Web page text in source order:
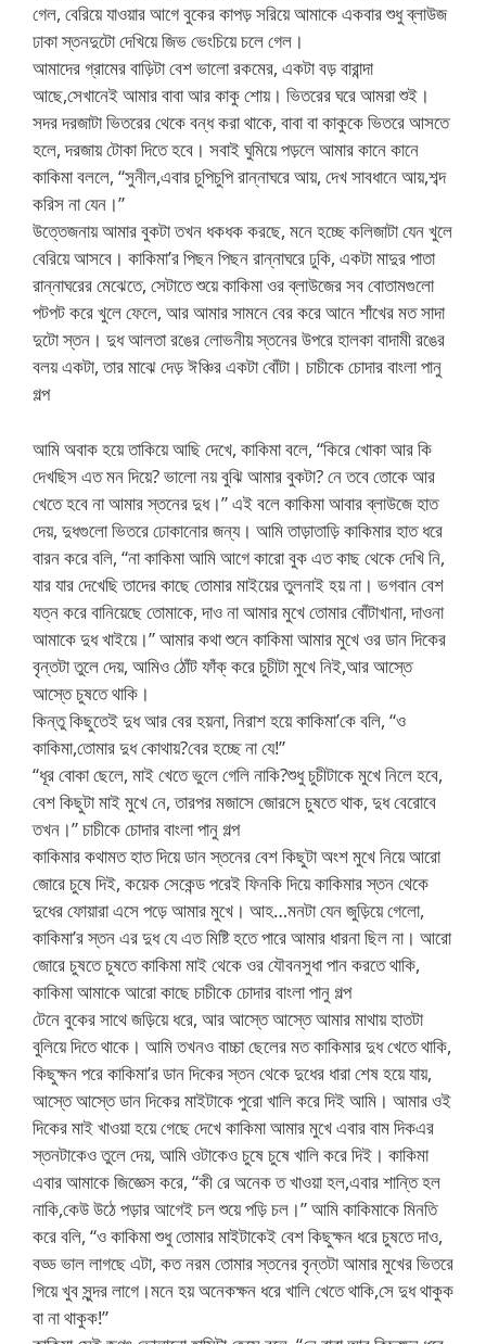
গেল, বেরিয়ে যাওয়ার আগে বুকের কাপড় সরিয়ে আমাকে একবার শুধু ব্লাউজ
ঢাকা স্তনদুটো দেখিয়ে জিভ ভেংচিয়ে চলে গেল।
আমাদের গ্রামের বাড়িটা বেশ ভালো রকমের, একটা বড় বারান্দা
আছে,সেখানেই আমার বাবা আর কাকু শোয়। ভিতরের ঘরে আমরা শুই।
সদর দরজাটা ভিতরের থেকে বন্ধ করা থাকে, বাবা বা কাকুকে ভিতরে আসতে
হলে, দরজায় টোকা দিতে হবে। সবাই ঘুমিয়ে পড়লে আমার কানে কানে
কাকিমা বললে, “সুনীল,এবার চুপিচুপি রান্নাঘরে আয়, দেখ সাবধানে আয়,শব্দ
করিস না যেন।”
উত্তেজনায় আমার বুকটা তখন ধকধক করছে, মনে হচ্ছে কলিজাটা যেন খুলে
বেরিয়ে আসবে। কাকিমা’র পিছন পিছন রান্নাঘরে ঢুকি, একটা মাদুর পাতা
রান্নাঘরের মেঝেতে, সেটাতে শুয়ে কাকিমা ওর ব্লাউজের সব বোতামগুলো
পটপট করে খুলে ফেলে, আর আমার সামনে বের করে আনে শাঁখের মত সাদা
দুটো স্তন। দুধ আলতা রঙের লোভনীয় স্তনের উপরে হালকা বাদামী রঙের
বলয় একটা, তার মাঝে দেড় ঈঞ্চির একটা বোঁটা। চাচীকে চোদার বাংলা পানু
গল্প
আমি অবাক হয়ে তাকিয়ে আছি দেখে, কাকিমা বলে, “কিরে খোকা আর কি
দেখছিস এত মন দিয়ে? ভালো নয় বুঝি আমার বুকটা? নে তবে তোকে আর
খেতে হবে না আমার স্তনের দুধ।” এই বলে কাকিমা আবার ব্লাউজে হাত
দেয়, দুধগুলো ভিতরে ঢোকানোর জন্য। আমি তাড়াতাড়ি কাকিমার হাত ধরে
বারন করে বলি, “না কাকিমা আমি আগে কারো বুক এত কাছ থেকে দেখি নি,
যার যার দেখেছি তাদের কাছে তোমার মাইয়ের তুলনাই হয় না। ভগবান বেশ
যত্ন করে বানিয়েছে তোমাকে, দাও না আমার মুখে তোমার বোঁটাখানা, দাওনা
আমাকে দুধ খাইয়ে।” আমার কথা শুনে কাকিমা আমার মুখে ওর ডান দিকের
বৃন্তটা তুলে দেয়, আমিও ঠোঁট ফাঁক্ করে চুচীটা মুখে নিই,আর আস্তে
আস্তে চুষতে থাকি।
কিন্তু কিছুতেই দুধ আর বের হয়না, নিরাশ হয়ে কাকিমা’কে বলি, “ও
কাকিমা,তোমার দুধ কোথায়?বের হচ্ছে না যে!”
“ধূর বোকা ছেলে, মাই খেতে ভুলে গেলি নাকি?শুধু চুচীটাকে মুখে নিলে হবে,
বেশ কিছুটা মাই মুখে নে, তারপর মজাসে জোরসে চুষতে থাক, দুধ বেরোবে
তখন।” চাচীকে চোদার বাংলা পানু গল্প
কাকিমার কথামত হাত দিয়ে ডান স্তনের বেশ কিছুটা অংশ মুখে নিয়ে আরো
জোরে চুষে দিই, কয়েক সেকেন্ড পরেই ফিনকি দিয়ে কাকিমার স্তন থেকে
দুধের ফোয়ারা এসে পড়ে আমার মুখে। আহ…মনটা যেন জুড়িয়ে গেলো,
কাকিমা’র স্তন এর দুধ যে এত মিষ্টি হতে পারে আমার ধারনা ছিল না। আরো
জোরে চুষতে চুষতে কাকিমা মাই থেকে ওর যৌবনসুধা পান করতে থাকি,
কাকিমা আমাকে আরো কাছে চাচীকে চোদার বাংলা পানু গল্প
টেনে বুকের সাথে জড়িয়ে ধরে, আর আস্তে আস্তে আমার মাথায় হাতটা
বুলিয়ে দিতে থাকে। আমি তখনও বাচ্চা ছেলের মত কাকিমার দুধ খেতে থাকি,
কিছুক্ষন পরে কাকিমা’র ডান দিকের স্তন থেকে দুধের ধারা শেষ হয়ে যায়,
আস্তে আস্তে ডান দিকের মাইটাকে পুরো খালি করে দিই আমি। আমার ওই
দিকের মাই খাওয়া হয়ে গেছে দেখে কাকিমা আমার মুখে এবার বাম দিকএর
স্তনটাকেও তুলে দেয়, আমি ওটাকেও চুষে চুষে খালি করে দিই। কাকিমা
এবার আমাকে জিজ্ঞেস করে, “কী রে অনেক ত খাওয়া হল,এবার শান্তি হল
নাকি,কেউ উঠে পড়ার আগেই চল শুয়ে পড়ি চল।” আমি কাকিমাকে মিনতি
করে বলি, “ও কাকিমা শুধু তোমার মাইটাকেই বেশ কিছুক্ষন ধরে চুষতে দাও,
বড্ড ভাল লাগছে এটা, কত নরম তোমার স্তনের বৃন্তটা আমার মুখের ভিতরে
গিয়ে খুব সুন্দর লাগে।মনে হয় অনেকক্ষন ধরে খালি খেতে থাকি,সে দুধ থাকুক
বা না থাকুক!”